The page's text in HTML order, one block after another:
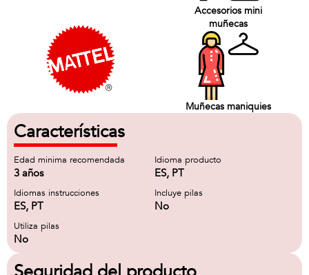
Accesorios mini
muñecas
Muñecas maniquies
Características
Edad minima recomendada
3 años
Idioma producto
ES, PT
Idiomas instrucciones
ES, PT
Incluye pilas
No
Utiliza pilas
No